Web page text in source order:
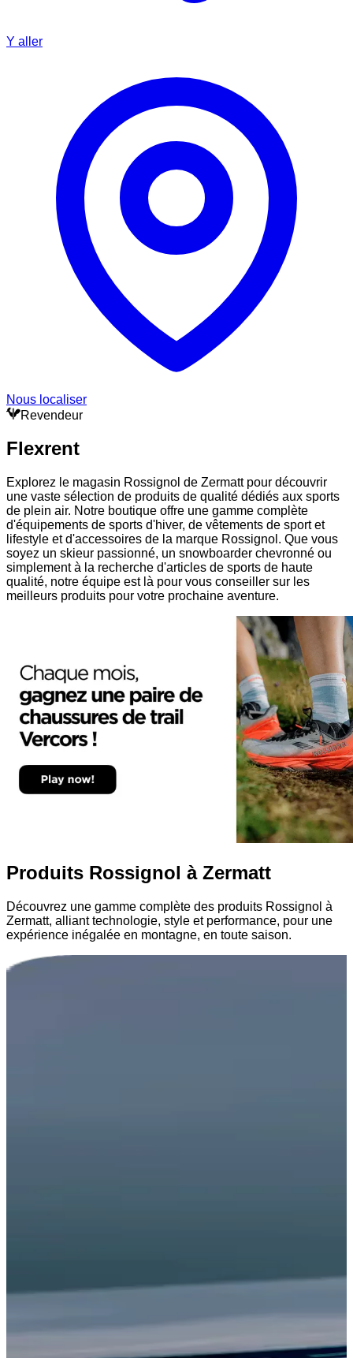
Y aller
Nous localiser
Revendeur
Flexrent
Explorez le magasin Rossignol de Zermatt pour découvrir
une vaste sélection de produits de qualité dédiés aux sports
de plein air. Notre boutique offre une gamme complète
d'équipements de sports d'hiver, de vêtements de sport et
lifestyle et d'accessoires de la marque Rossignol. Que vous
soyez un skieur passionné, un snowboarder chevronné ou
simplement à la recherche d'articles de sports de haute
qualité, notre équipe est là pour vous conseiller sur les
meilleurs produits pour votre prochaine aventure.
Produits Rossignol à Zermatt
Découvrez une gamme complète des produits Rossignol à
Zermatt, alliant technologie, style et performance, pour une
expérience inégalée en montagne, en toute saison.